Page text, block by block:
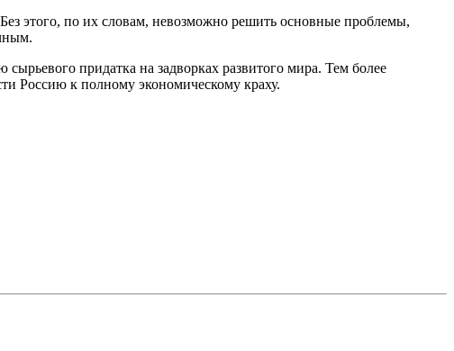
этого, по их словам, невозможно решить основные проблемы,
придатка на задворках развитого мира. Тем более
Россию к полному экономическому краху.